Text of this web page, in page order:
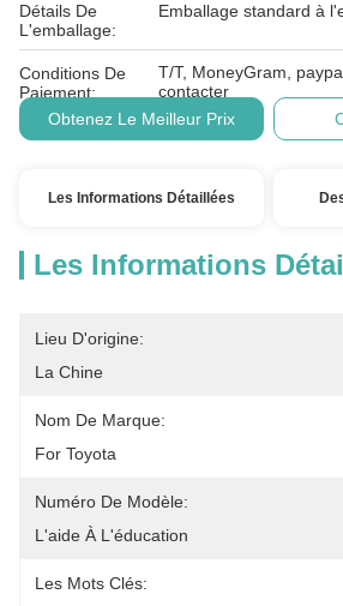
Détails De
L'emballage:
Emballage standard à
Conditions De
Paiement:
T/T, MoneyGram,
contacter
Obtenez Le Meilleur Prix
Les Informations Détaillées
Les Informations
Lieu D'origine:
La Chine
Nom De Marque:
For Toyota
Numéro De Modèle:
L'aide À L'éducation
Les Mots Clés: